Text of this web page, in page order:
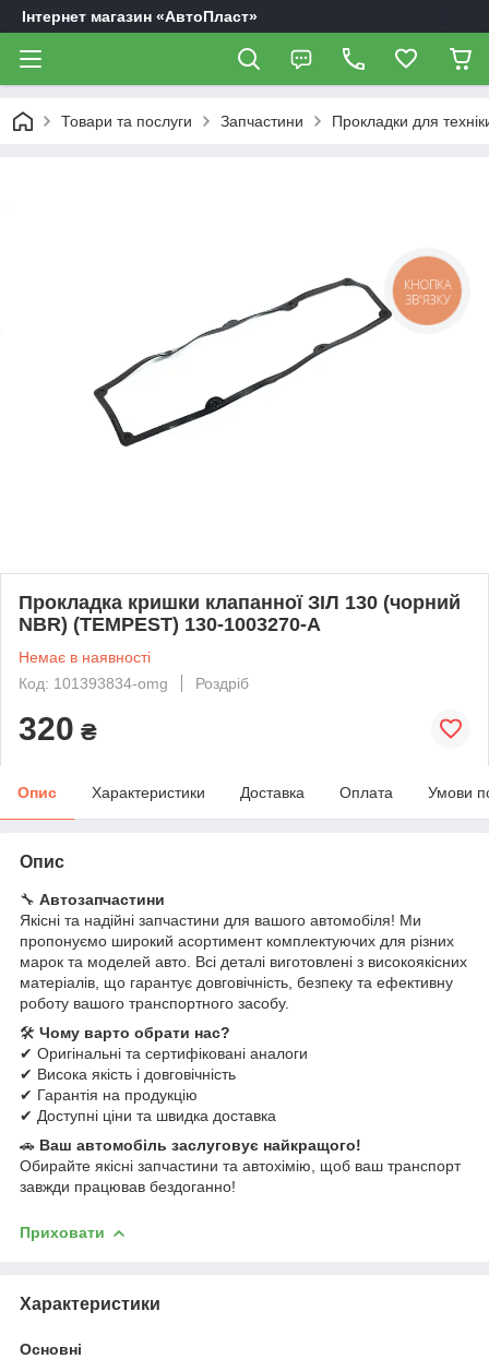
Інтернет магазин «АвтоПласт»
Товари та послуги Запчастини Прокладки для
Прокладка кришки клапанної ЗІЛ 130 (чорний
NBR) (TEMPEST) 130-1003270-А
Немає в наявності
Код: 101393834-omg
Роздріб
320 ₴
Опис Характеристики Доставка Оплата Умови
Опис
🔧 Автозапчастини
Якісні та надійні запчастини для вашого автомобіля! Ми
пропонуємо широкий асортимент комплектуючих для різних
марок та моделей авто. Всі деталі виготовлені з високоякісних
матеріалів, що гарантує довговічність, безпеку та ефективну
роботу вашого транспортного засобу.
🛠 Чому варто обрати нас?
✔ Оригінальні та сертифіковані аналоги
✔ Висока якість і довговічність
✔ Гарантія на продукцію
✔ Доступні ціни та швидка доставка
🚗 Ваш автомобіль заслуговує найкращого!
Обирайте якісні запчастини та автохімію, щоб ваш транспорт
завжди працював бездоганно!
Приховати
Характеристики
Основні
КНОПКА
ЗВ'ЯЗКУ